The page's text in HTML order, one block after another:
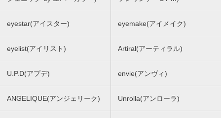
eyestar(アイスター) eyemake(アイメイク)
eyelist(アイリスト) Artiral(アーティラル)
U.P.D(アプデ) envie(アンヴィ)
ANGELIQUE(アンジェリーク) Unrolla(アンローラ)